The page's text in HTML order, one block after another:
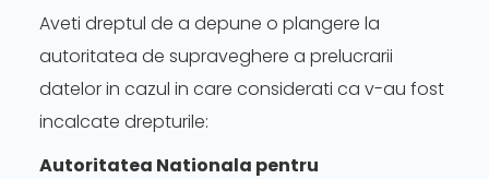
Aveti dreptul de a depune o plangere la
autoritatea de supraveghere a prelucrarii
datelor in cazul in care considerati ca v-au fost
incalcate drepturile:
Autoritatea Nationala pentru